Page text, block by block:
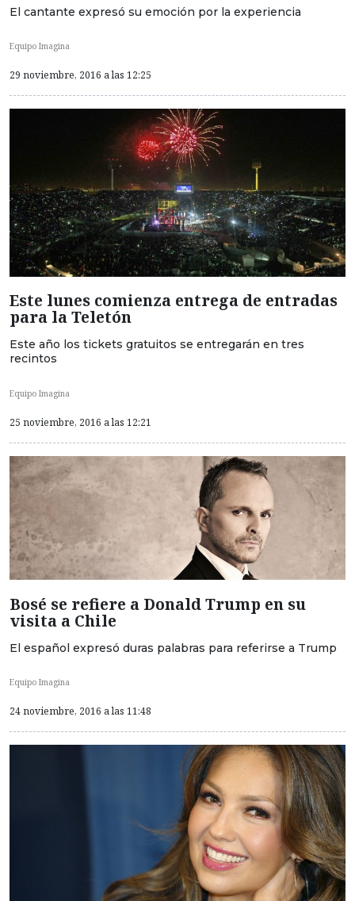
El cantante expresó su emoción por la experiencia
Equipo Imagina
29 noviembre, 2016 a las 12:25
Este lunes comienza entrega de entradas
para la Teletón
Este año los tickets gratuitos se entregarán en tres
recintos
Equipo Imagina
25 noviembre, 2016 a las 12:21
Bosé se refiere a Donald Trump en su
visita a Chile
El español expresó duras palabras para referirse a Trump
Equipo Imagina
24 noviembre, 2016 a las 11:48